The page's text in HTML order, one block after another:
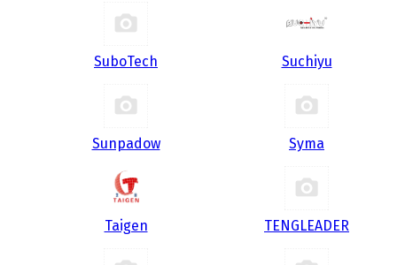
SuboTech Suchiyu
Sunpadow Syma
Taigen TENGLEADER